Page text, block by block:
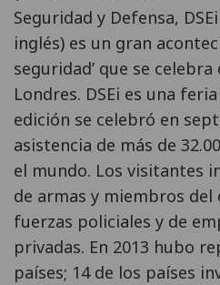
Seguridad y Defensa,
inglés) es un gran
seguridad’ que se
Londres. DSEi es una
edición se celebró en
asistencia de más de
el mundo. Los visitantes
de armas y miembros del
fuerzas policiales y de
privadas. En 2013 hubo
países; 14 de los países